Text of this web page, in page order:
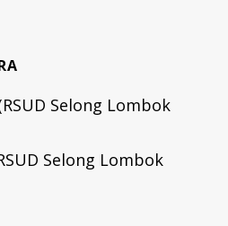
Selong Lombok
Selong Lombok